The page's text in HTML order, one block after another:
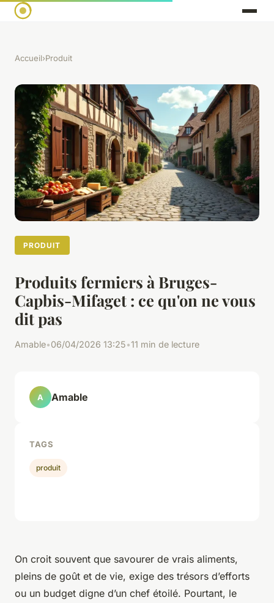
Accueil›Produit
PRODUIT
Produits fermiers à Bruges-
Capbis-Mifaget : ce qu'on ne vous
dit pas
Amable•06/04/2026 13:25•11 min de lecture
On croit souvent que savourer de vrais aliments,
pleins de goût et de vie, exige des trésors d’efforts
ou un budget digne d’un chef étoilé. Pourtant, le
A Amable
TAGS
produit